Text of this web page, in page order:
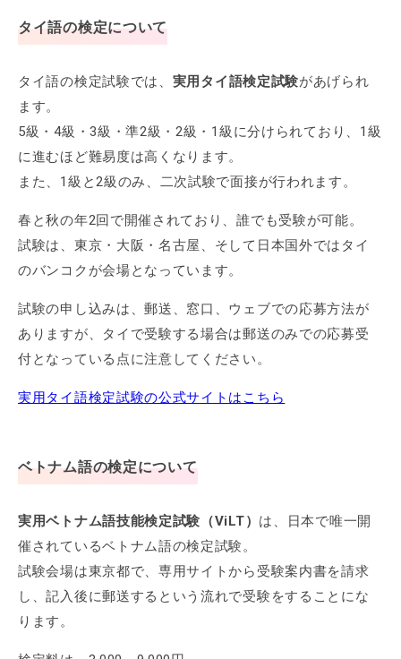
タイ語の検定について
タイ語の検定試験では、 実用タイ語検定試験があげられ
ます。
5級・4級・3級・準2級・2級・1級に分けられており、1級
に進むほど難易度は高くなります。
また、1級と2級のみ、二次試験で面接が行われます。
春と秋の年2回で開催されており、誰でも受験が可能。
試験は、東京・大阪・名古屋、そして日本国外ではタイ
のバンコクが会場となっています。
試験の申し込みは、郵送、窓口、ウェブでの応募方法が
ありますが、タイで受験する場合は郵送のみでの応募受
付となっている点に注意してください。
実用タイ語検定試験の公式サイトはこちら
ベトナム語の検定について
実用ベトナム語技能検定試験（ViLT） は、日本で唯一開
催されているベトナム語の検定試験。
試験会場は東京都で、専用サイトから受験案内書を請求
し、記入後に郵送するという流れで受験をすることにな
ります。